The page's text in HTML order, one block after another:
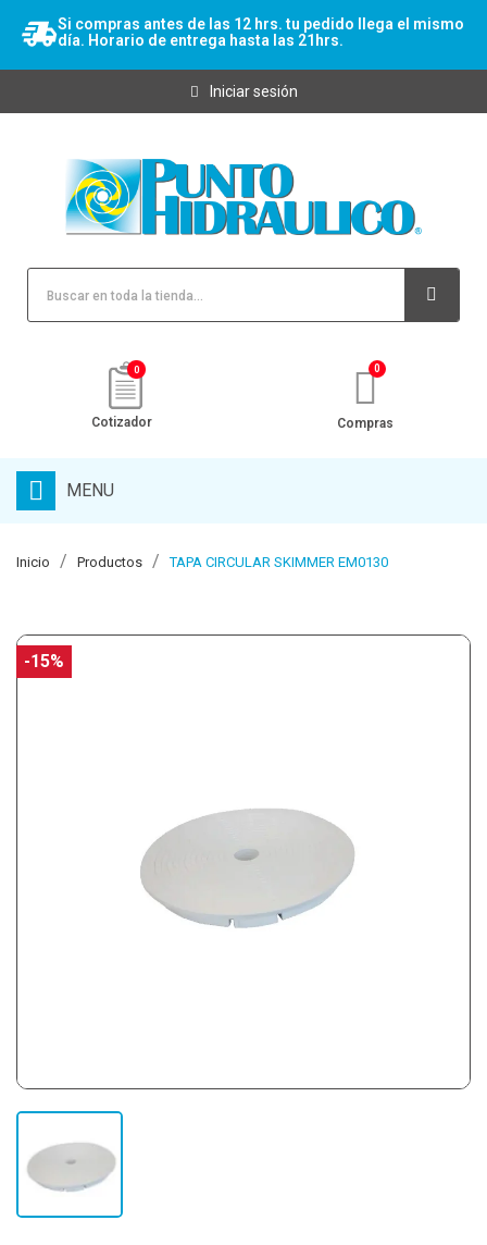
Si compras antes de las 12 hrs. tu pedido llega el mismo
día. Horario de entrega hasta las 21hrs.
Iniciar sesión
0
Cotizador Compras
MENU
Inicio Productos TAPA CIRCULAR SKIMMER EM0130
-15%